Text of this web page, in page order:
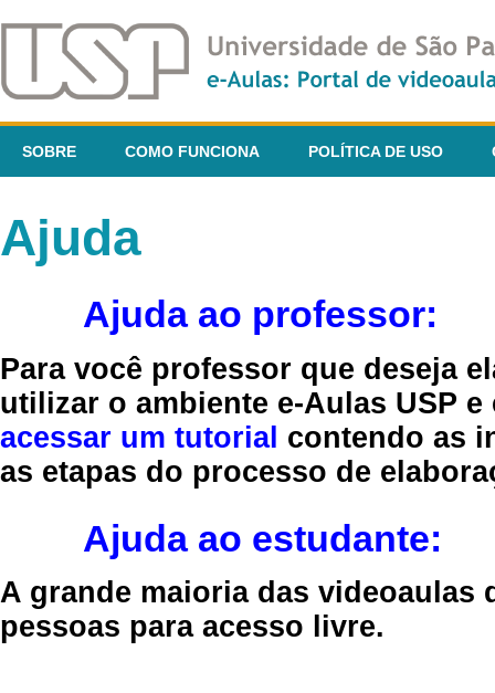
SOBRE COMO FUNCIONA POLÍTICA DE USO
Ajuda
Ajuda ao professor:
Para você professor que deseja
utilizar o ambiente e-Aulas USP
acessar um tutorial contendo as
as etapas do processo de
Ajuda ao estudante:
A grande maioria das videoaulas
pessoas para acesso livre.